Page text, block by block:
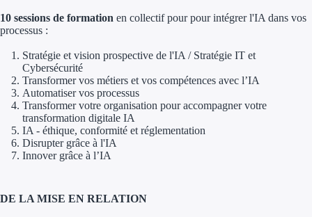
Aides Région
10 sessions de formation en collectif pour pour intégrer l'IA dans vos
processus :
Stratégie et vision prospective de l'IA / Stratégie IT et
Cybersécurité
Transformer vos métiers et vos compétences avec l’IA
Automatiser vos processus
Transformer votre organisation pour accompagner votre
transformation digitale IA
IA - éthique, conformité et réglementation
Disrupter grâce à l'IA
Innover grâce à l’IA
DE LA MISE EN RELATION